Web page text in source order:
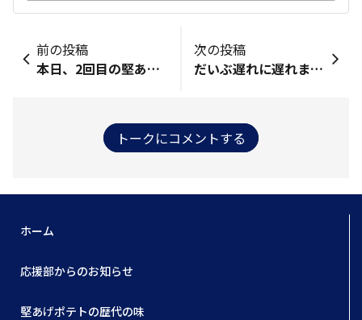
前の投稿
本日、2回目の堅あげポテト。しかも、こんな時間に…家族団欒。美味しいから、家族皆、笑顔。 先日、テレビで堅あげポテトがいちばん美味しいと外国の方々が言っていた事を思い出す。確かに！美味しい！
次の投稿
だいぶ遅れに遅れましたが…や〜っと焼きとうもろこし味🌽食べることができました〜😭👏 普段買い物するところ2か所には売っておらず、全然見つけられていませんでしたが、別の近くのスーパーに売っていて買ってきました！ とーっても美味しかったです！！！
トークにコメントする
ホーム
応援部からのお知らせ
堅あげポテトの歴代の味